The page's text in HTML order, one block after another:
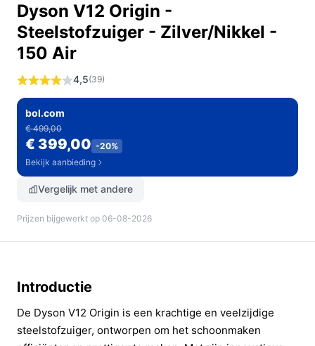
Dyson V12 Origin -
Steelstofzuiger - Zilver/Nikkel -
150 Air
4,5(39)
bol.com
€ 499,00
€ 399,00 -20%
Bekijk aanbieding
Vergelijk met andere
Prijzen bijgewerkt op 06-08-2026
Introductie
De Dyson V12 Origin is een krachtige en veelzijdige
steelstofzuiger, ontworpen om het schoonmaken